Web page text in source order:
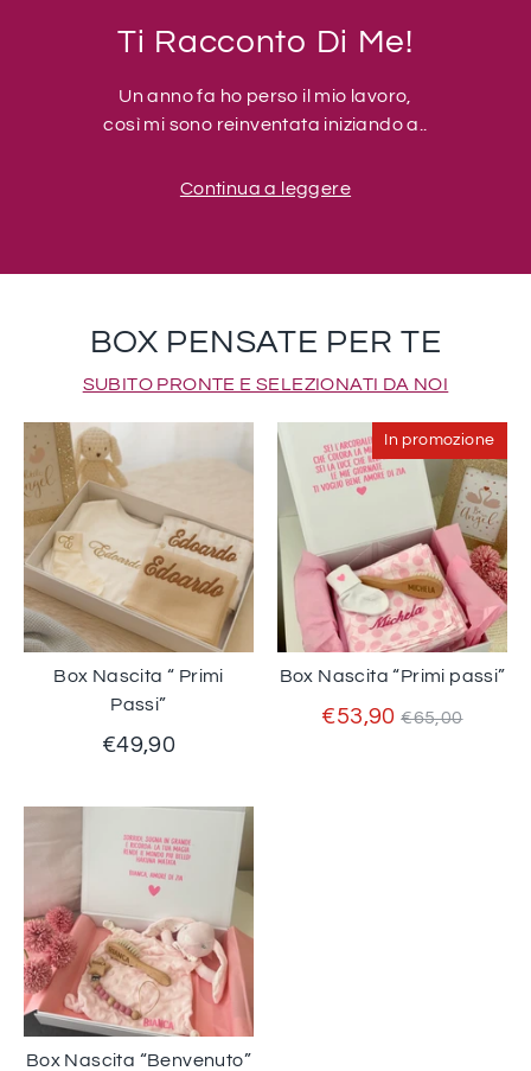
Ti Racconto Di Me!
Un anno fa ho perso il mio lavoro,
così mi sono reinventata iniziando a..
Continua a leggere
BOX PENSATE PER TE
SUBITO PRONTE E SELEZIONATI DA NOI
Box Nascita “ Primi
Passi”
€49,90
Box Nascita “Primi passi”
€53,90 Prezzo
€65,00
In promozione
Box Nascita “Benvenuto”